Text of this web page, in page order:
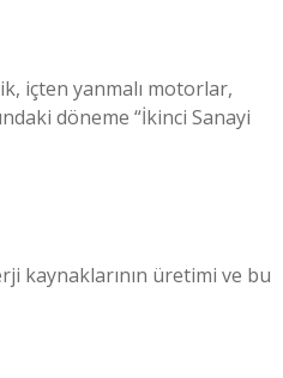
içten yanmalı motorlar,
döneme “İkinci Sanayi
kaynaklarının üretimi ve bu